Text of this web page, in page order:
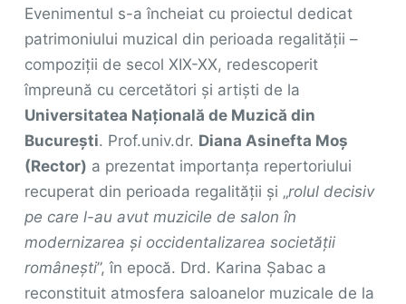
Evenimentul s-a încheiat cu proiectul dedicat
patrimoniului muzical din perioada regalității –
compoziții de secol XIX-XX, redescoperit
împreună cu cercetători și artiști de la
Universitatea Națională de Muzică din
București. Prof.univ.dr. Diana Asinefta Moș
(Rector) a prezentat importanța repertoriului
recuperat din perioada regalității și „rolul decisiv
pe care l-au avut muzicile de salon în
modernizarea și occidentalizarea societății
românești”, în epocă. Drd. Karina Șabac a
reconstituit atmosfera saloanelor muzicale de la